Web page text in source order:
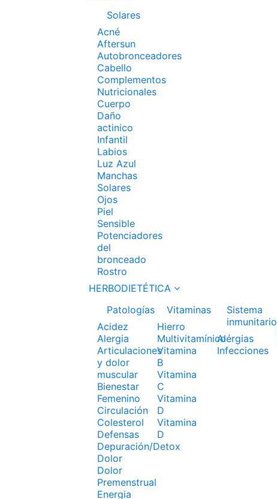
Solares
Acné
Aftersun
Autobronceadores
Cabello
Complementos
Nutricionales
Cuerpo
Daño
actinico
Infantil
Labios
Luz Azul
Manchas
Solares
Ojos
Piel
Sensible
Potenciadores
del
bronceado
Rostro
HERBODIETÉTICA
Patologías
Acidez
Alergia
Articulaciones
y dolor
muscular
Bienestar
Femenino
Circulación
Colesterol
Defensas
Depuración/Detox
Dolor
Dolor
Premenstrual
Energia
Vitaminas
Hierro
Multivitamínico
Vitamina
B
Vitamina
C
Vitamina
D
Vitamina
D
Sistema
inmunitario
Alérgias
Infecciones